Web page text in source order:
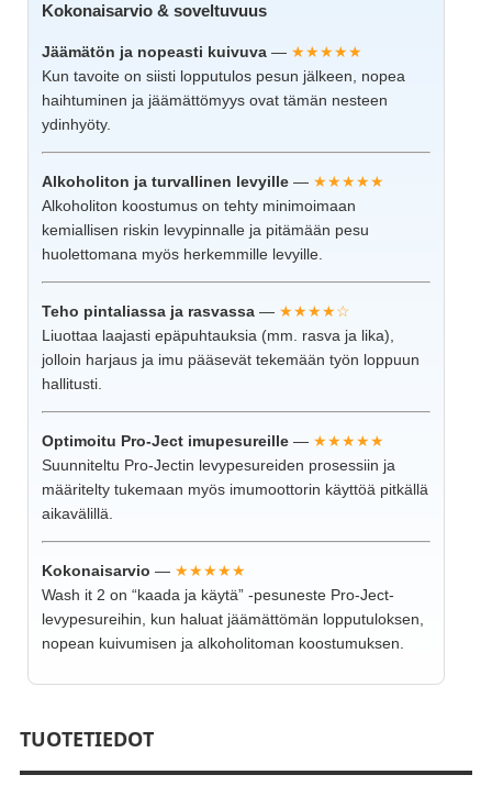
Kokonaisarvio & soveltuvuus
Jäämätön ja nopeasti kuivuva — ★★★★★
Kun tavoite on siisti lopputulos pesun jälkeen, nopea
haihtuminen ja jäämättömyys ovat tämän nesteen
ydinhyöty.
Alkoholiton ja turvallinen levyille — ★★★★★
Alkoholiton koostumus on tehty minimoimaan
kemiallisen riskin levypinnalle ja pitämään pesu
huolettomana myös herkemmille levyille.
Teho pintaliassa ja rasvassa — ★★★★☆
Liuottaa laajasti epäpuhtauksia (mm. rasva ja lika),
jolloin harjaus ja imu pääsevät tekemään työn loppuun
hallitusti.
Optimoitu Pro-Ject imupesureille — ★★★★★
Suunniteltu Pro-Jectin levypesureiden prosessiin ja
määritelty tukemaan myös imumoottorin käyttöä pitkällä
aikavälillä.
Kokonaisarvio — ★★★★★
Wash it 2 on “kaada ja käytä” -pesuneste Pro-Ject-
levypesureihin, kun haluat jäämättömän lopputuloksen,
nopean kuivumisen ja alkoholitoman koostumuksen.
TUOTETIEDOT